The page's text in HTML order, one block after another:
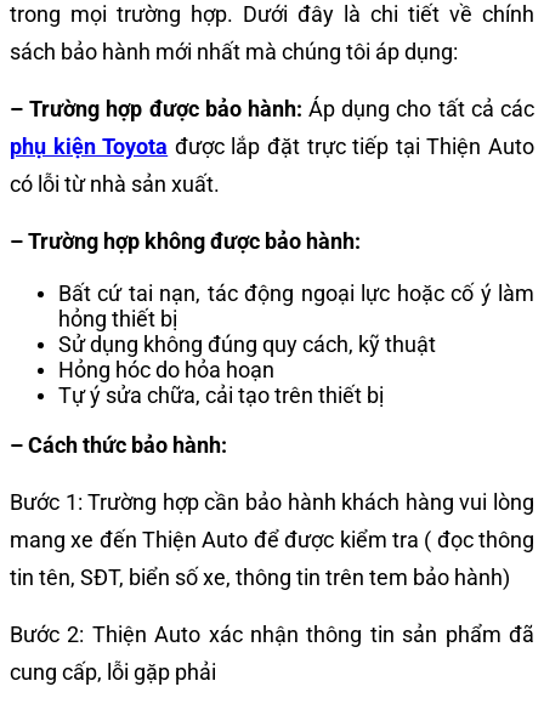
trong mọi trường hợp. Dưới đây là chi tiết về chính
sách bảo hành mới nhất mà chúng tôi áp dụng:
– Trường hợp được bảo hành:Áp dụng cho tất cả các
phụ kiện Toyota được lắp đặt trực tiếp tại Thiện Auto
có lỗi từ nhà sản xuất.
– Trường hợp không được bảo hành:
Bất cứ tai nạn, tác động ngoại lực hoặc cố ý làm
hỏng thiết bị
Sử dụng không đúng quy cách, kỹ thuật
Hỏng hóc do hỏa hoạn
Tự ý sửa chữa, cải tạo trên thiết bị
– Cách thức bảo hành:
Bước 1: Trường hợp cần bảo hành khách hàng vui lòng
mang xe đến Thiện Auto để được kiểm tra ( đọc thông
tin tên, SĐT, biển số xe, thông tin trên tem bảo hành)
Bước 2: Thiện Auto xác nhận thông tin sản phẩm đã
cung cấp, lỗi gặp phải